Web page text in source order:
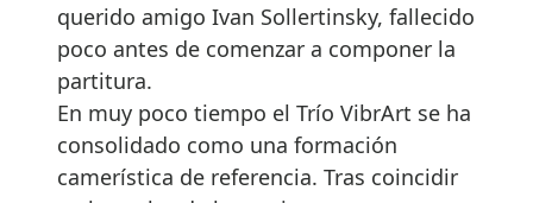
querido amigo Ivan Sollertinsky, fallecido
poco antes de comenzar a componer la
partitura.
En muy poco tiempo el Trío VibrArt se ha
consolidado como una formación
camerística de referencia. Tras coincidir